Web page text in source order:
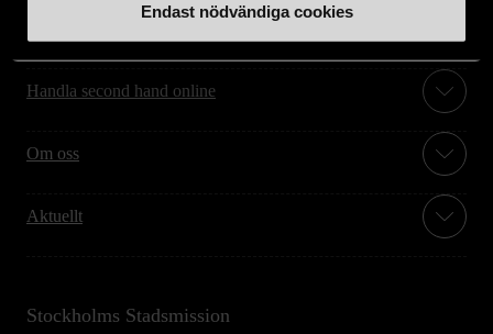
Endast nödvändiga cookies
Handla second hand online
Om oss
Aktuellt
Stockholms Stadsmission